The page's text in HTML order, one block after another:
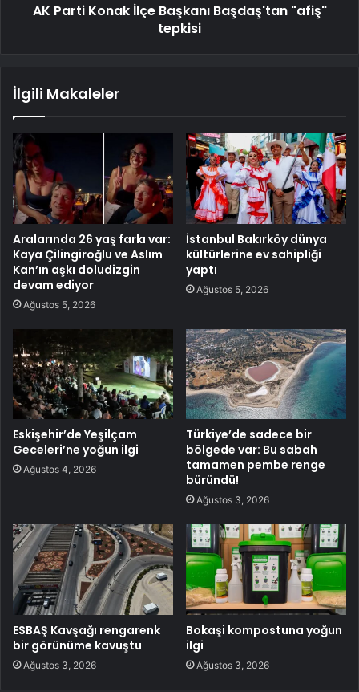
AK Parti Konak İlçe Başkanı Başdaş'tan "afiş"
tepkisi
İlgili Makaleler
Aralarında 26 yaş farkı var:
Kaya Çilingiroğlu ve Aslım
Kan’ın aşkı doludizgin
devam ediyor
Ağustos 5, 2026
İstanbul Bakırköy dünya
kültürlerine ev sahipliği
yaptı
Ağustos 5, 2026
Eskişehir’de Yeşilçam
Geceleri’ne yoğun ilgi
Ağustos 4, 2026
Türkiye’de sadece bir
bölgede var: Bu sabah
tamamen pembe renge
büründü!
Ağustos 3, 2026
ESBAŞ Kavşağı rengarenk
bir görünüme kavuştu
Ağustos 3, 2026
Bokaşi kompostuna yoğun
ilgi
Ağustos 3, 2026